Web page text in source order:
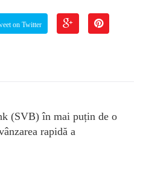
on Twitter
(SVB) în mai puțin de o
rapidă a